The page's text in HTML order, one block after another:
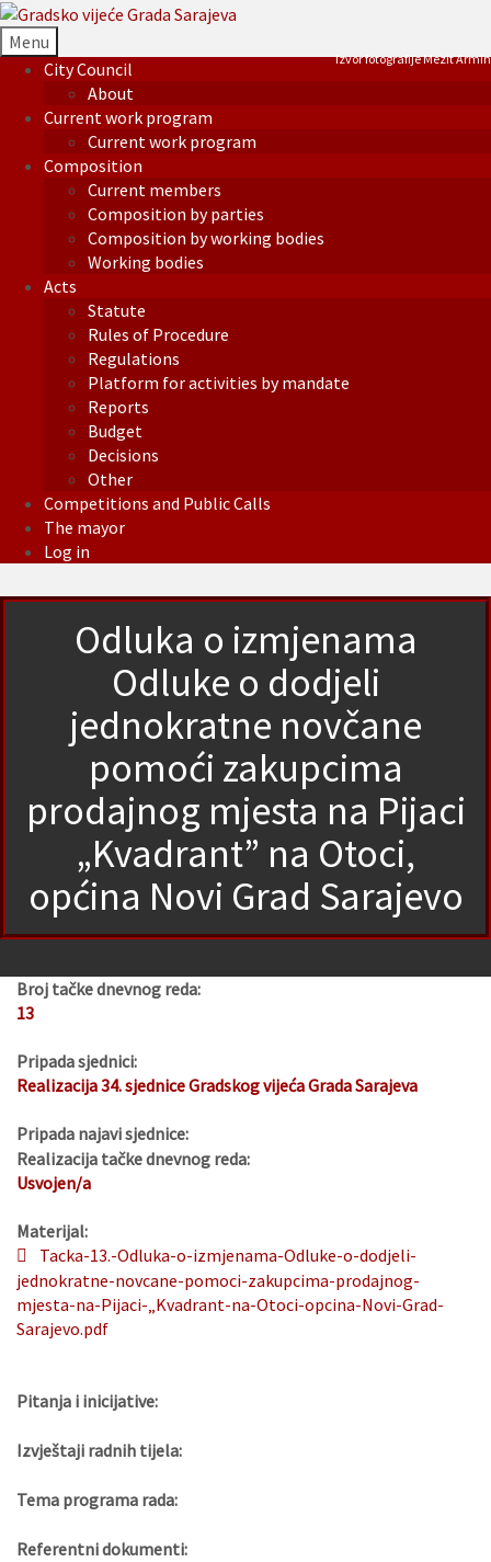
Menu
City Council
About
Current work program
Current work program
Composition
Current members
Composition by parties
Composition by working bodies
Working bodies
Acts
Statute
Rules of Procedure
Regulations
Platform for activities by mandate
Reports
Budget
Decisions
Other
Competitions and Public Calls
The mayor
Log in
Izvor fotografije Mezit Armin
Odluka o izmjenama
Odluke o dodjeli
jednokratne novčane
pomoći zakupcima
prodajnog mjesta na Pijaci
„Kvadrant” na Otoci,
općina Novi Grad Sarajevo
Broj tačke dnevnog reda:
13
Pripada sjednici:
Realizacija 34. sjednice Gradskog vijeća Grada Sarajeva
Pripada najavi sjednice:
Realizacija tačke dnevnog reda:
Usvojen/a
Materijal:
Tacka-13.-Odluka-o-izmjenama-Odluke-o-dodjeli-
jednokratne-novcane-pomoci-zakupcima-prodajnog-
mjesta-na-Pijaci-„Kvadrant-na-Otoci-opcina-Novi-Grad-
Sarajevo.pdf
Pitanja i inicijative:
Izvještaji radnih tijela:
Tema programa rada:
Referentni dokumenti: